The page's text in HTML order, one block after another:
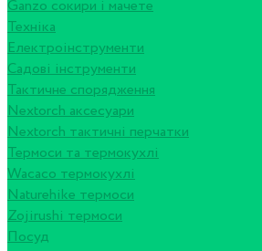
Ganzo сокири і мачете
Техніка
Електроінструменти
Садові інструменти
Тактичне спорядження
Nextorch аксесуари
Nextorch тактичні перчатки
Термоси та термокухлі
Wacaco термокухлі
Naturehike термоси
Zojirushi термоси
Посуд